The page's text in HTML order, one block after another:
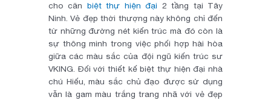
cho căn biệt thự hiện đại 2 tầng tại Tây
Ninh. Vẻ đẹp thời thượng này không chỉ đến
từ những đường nét kiến trúc mà đó còn là
sự thông minh trong việc phối hợp hài hòa
giữa các màu sắc của đội ngũ kiến trúc sư
VKING. Đối với thiết kế biệt thự hiện đại nhà
chú Hiếu, màu sắc chủ đạo được sử dụng
vẫn là gam màu trắng trang nhã với vẻ đẹp